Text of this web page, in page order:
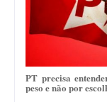
PT precisa
peso e não por